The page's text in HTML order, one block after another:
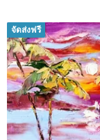
จัดส่งฟรี